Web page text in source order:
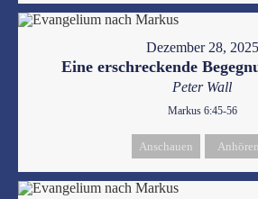
Dezember 28, 2025
Eine erschreckende
Peter Wall
Markus 6:45-56
Anschauen Anhören